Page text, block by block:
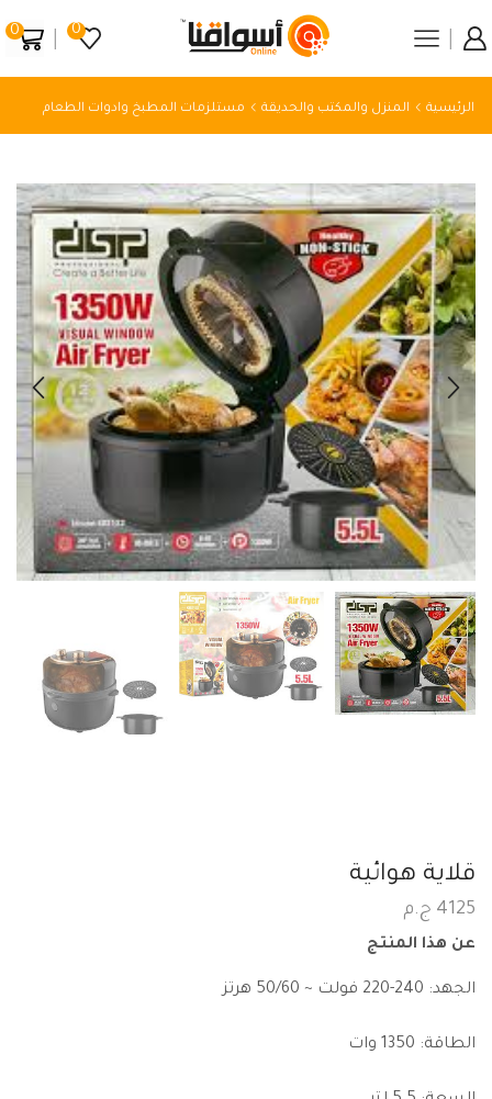
0
0
الرئيسية المنزل والمكتب والحديقة مستلزمات المطبخ وادوات الطعام
قلاية هوائية
4125 ج.م
عن هذا المنتج
الجهد: 240-220 فولت ~ 50/60 هرتز
الطاقة: 1350 وات